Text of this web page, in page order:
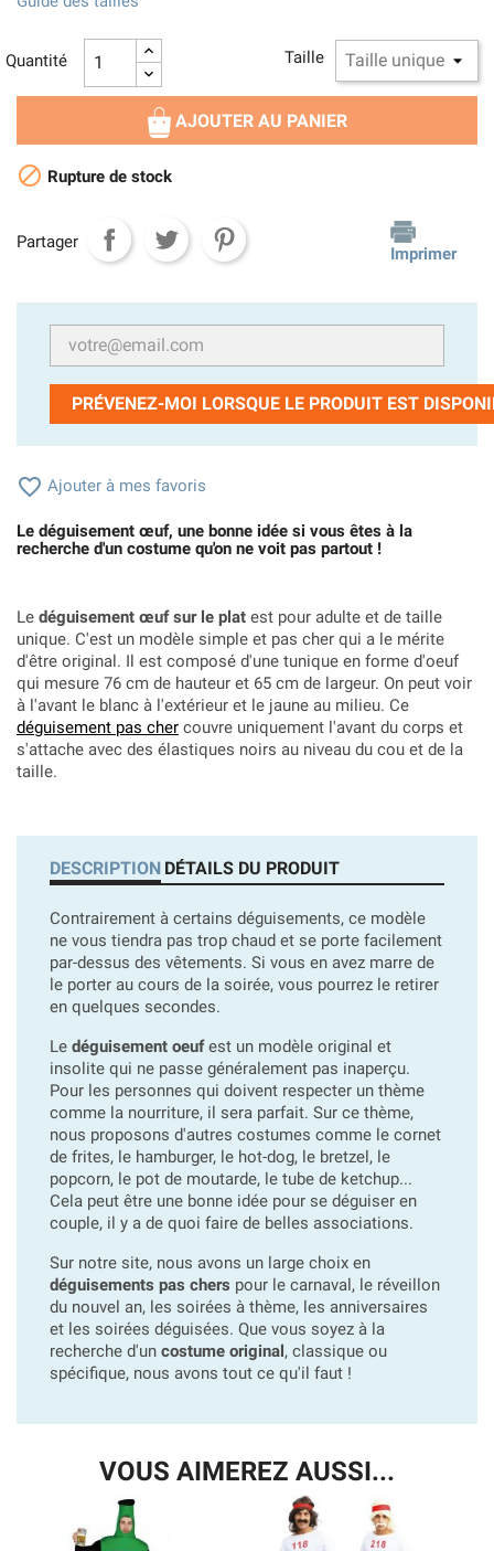
Taille
Quantité
AJOUTER AU PANIER
 Rupture de stock
Partager
Imprimer
PRÉVENEZ-MOI LORSQUE LE PRODUIT EST
 Ajouter à mes favoris
Le déguisement œuf, une bonne idée si vous êtes à la
recherche d'un costume qu'on ne voit pas partout !
Le déguisement œuf sur le plat est pour adulte et de taille
unique. C'est un modèle simple et pas cher qui a le mérite
d'être original. Il est composé d'une tunique en forme d'oeuf
qui mesure 76 cm de hauteur et 65 cm de largeur. On peut voir
à l'avant le blanc à l'extérieur et le jaune au milieu. Ce
déguisement pas cher couvre uniquement l'avant du corps et
s'attache avec des élastiques noirs au niveau du cou et de la
taille.
DESCRIPTION DÉTAILS DU PRODUIT
Contrairement à certains déguisements, ce modèle
ne vous tiendra pas trop chaud et se porte facilement
par-dessus des vêtements. Si vous en avez marre de
le porter au cours de la soirée, vous pourrez le retirer
en quelques secondes.
Le déguisement oeufest un modèle original et
insolite qui ne passe généralement pas inaperçu.
Pour les personnes qui doivent respecter un thème
comme la nourriture, il sera parfait. Sur ce thème,
nous proposons d'autres costumes comme le cornet
de frites, le hamburger, le hot-dog, le bretzel, le
popcorn, le pot de moutarde, le tube de ketchup...
Cela peut être une bonne idée pour se déguiser en
couple, il y a de quoi faire de belles associations.
Sur notre site, nous avons un large choix en
déguisements pas chers pour le carnaval, le réveillon
du nouvel an, les soirées à thème, les anniversaires
et les soirées déguisées. Que vous soyez à la
recherche d'un costume original, classique ou
spécifique, nous avons tout ce qu'il faut !
VOUS AIMEREZ AUSSI...